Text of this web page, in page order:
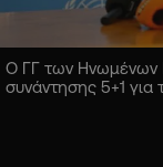
Ο ΓΓ των Ηνωμένων
συνάντησης 5+1 για